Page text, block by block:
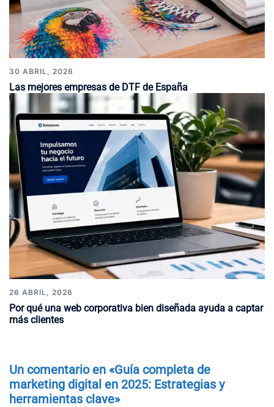
30 ABRIL, 2026
Las mejores empresas de DTF de España
26 ABRIL, 2026
Por qué una web corporativa bien diseñada ayuda a captar
más clientes
Un comentario en «Guía completa de
marketing digital en 2025: Estrategias y
herramientas clave»